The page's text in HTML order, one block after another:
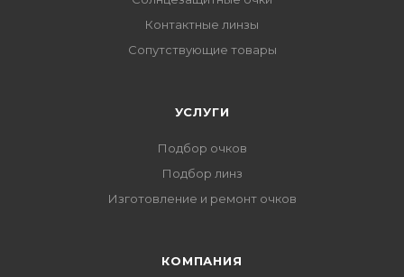
Контактные линзы
Сопутствующие товары
УСЛУГИ
Подбор очков
Подбор линз
Изготовление и ремонт очков
КОМПАНИЯ